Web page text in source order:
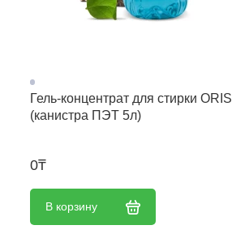
Гель-концентрат для стирки ORIS
(канистра ПЭТ 5л)
0₸
В корзину